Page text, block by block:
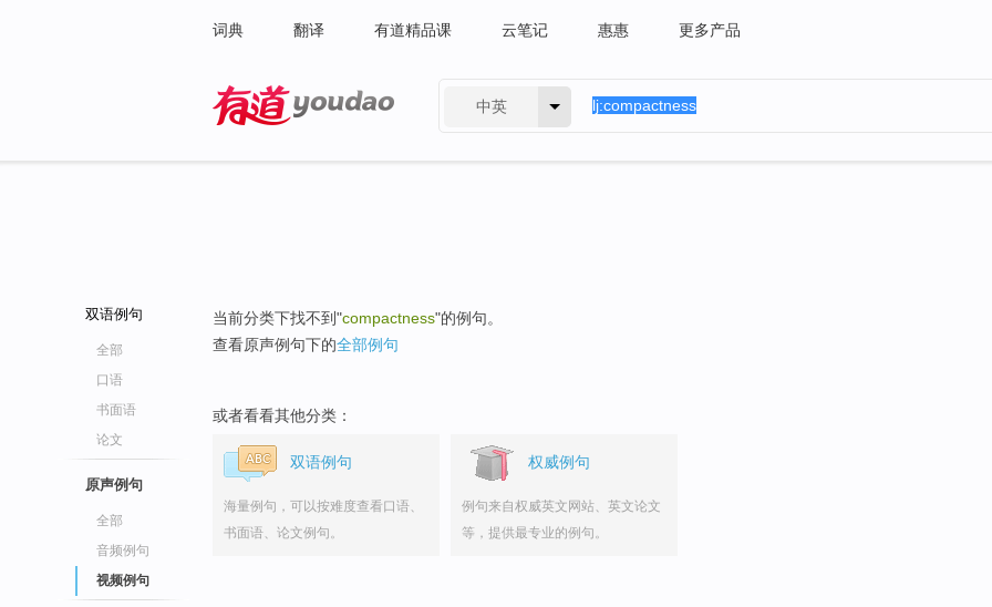
词典 翻译 有道精品课 云笔记 惠惠 更多产品
中英
双语例句
全部
口语
书面语
论文
原声例句
全部
音频例句
视频例句
当前分类下找不到"compactness"的例句。
查看原声例句下的全部例句
或者看看其他分类：
双语例句
海量例句，可以按难度查看口语、
书面语、论文例句。
权威例句
例句来自权威英文网站、英文论文
等，提供最专业的例句。